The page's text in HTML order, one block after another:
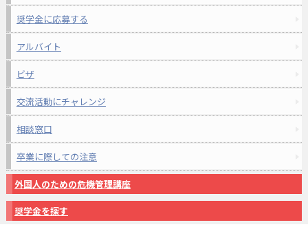
奨学金に応募する
アルバイト
ビザ
交流活動にチャレンジ
相談窓口
卒業に際しての注意
外国人のための危機管理講座
奨学金を探す